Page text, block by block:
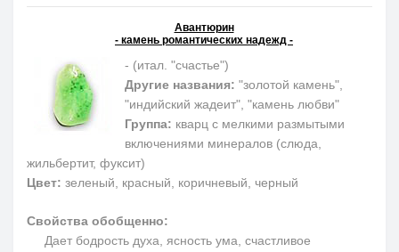
Авантюрин
- камень романтических надежд -
- (итал. "счастье")
Другие названия: "золотой камень",
"индийский жадеит", "камень любви"
Группа: кварц с мелкими размытыми
включениями минералов (слюда,
жильбертит, фуксит)
Цвет: зеленый, красный, коричневый, черный
Свойства обобщенно:
Дает бодрость духа, ясность ума, счастливое